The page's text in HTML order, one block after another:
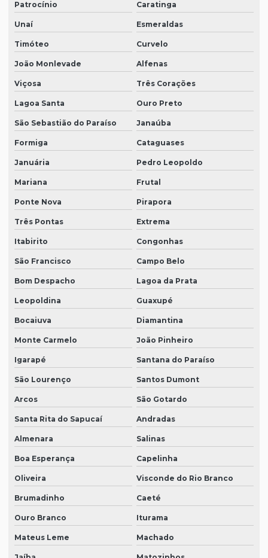
Patrocínio Caratinga
Unaí Esmeraldas
Timóteo Curvelo
João Monlevade Alfenas
Viçosa Três Corações
Lagoa Santa Ouro Preto
São Sebastião do Paraíso Janaúba
Formiga Cataguases
Januária Pedro Leopoldo
Mariana Frutal
Ponte Nova Pirapora
Três Pontas Extrema
Itabirito Congonhas
São Francisco Campo Belo
Bom Despacho Lagoa da Prata
Leopoldina Guaxupé
Bocaiuva Diamantina
Monte Carmelo João Pinheiro
Igarapé Santana do Paraíso
São Lourenço Santos Dumont
Arcos São Gotardo
Santa Rita do Sapucaí Andradas
Almenara Salinas
Boa Esperança Capelinha
Oliveira Visconde do Rio Branco
Brumadinho Caeté
Ouro Branco Iturama
Mateus Leme Machado